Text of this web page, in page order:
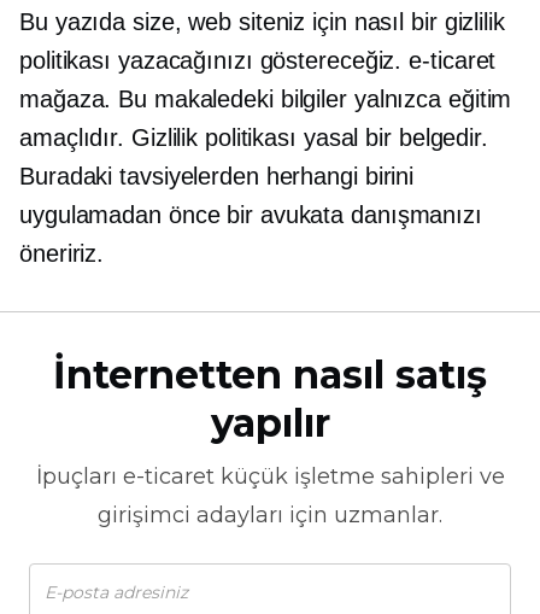
Bu yazıda size, web siteniz için nasıl bir gizlilik
politikası yazacağınızı göstereceğiz.e-ticaret
mağaza. Bu makaledeki bilgiler yalnızca eğitim
amaçlıdır. Gizlilik politikası yasal bir belgedir.
Buradaki tavsiyelerden herhangi birini
uygulamadan önce bir avukata danışmanızı
öneririz.
İnternetten nasıl satış
yapılır
İpuçları e-ticaretküçük işletme sahipleri ve
girişimci adayları için uzmanlar.